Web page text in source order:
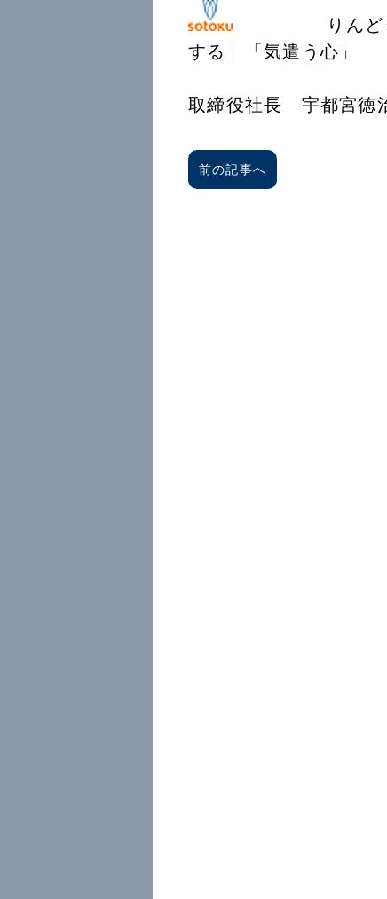
りんどうの
する」「気遣
創徳
取締役社長 宇都宮徳
前の記事へ